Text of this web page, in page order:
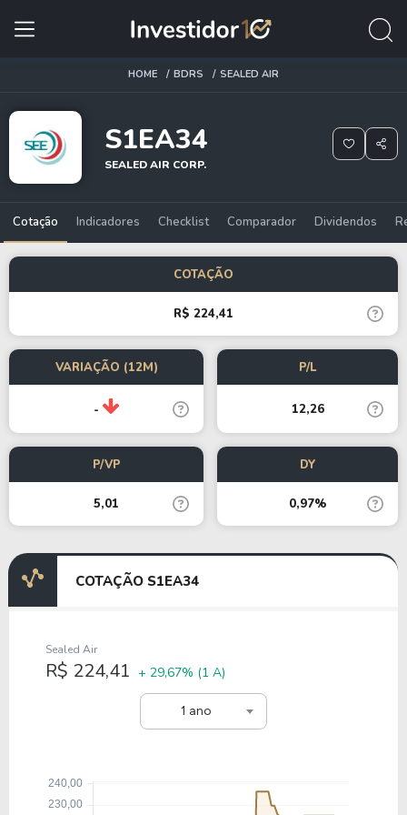
HOME BDRS SEALED AIR
S1EA34
SEALED AIR CORP.
Cotação Indicadores Checklist Comparador Dividendos
COTAÇÃO
R$ 224,41
VARIAÇÃO (12M)
-
P/L
12,26
P/VP
5,01
DY
0,97%
COTAÇÃO S1EA34
1 ano
Sealed Air
R$ 224,41 + 29,67% (1 A)